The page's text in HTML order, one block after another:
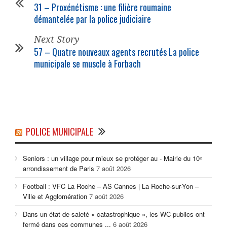
31 – Proxénétisme : une filière roumaine
démantelée par la police judiciaire
Next Story
57 – Quatre nouveaux agents recrutés La police
municipalese muscle à Forbach
POLICE MUNICIPALE
Seniors : un village pour mieux se protéger au - Mairie du 10ᵉ
arrondissement de Paris 7 août 2026
Football : VFC La Roche – AS Cannes | La Roche-sur-Yon –
Ville et Agglomération 7 août 2026
Dans un état de saleté « catastrophique », les WC publics ont
fermé dans ces communes ... 6 août 2026